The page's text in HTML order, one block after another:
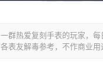
一群热爱复刻手表的玩家，
各表友解毒参考，不作商业用